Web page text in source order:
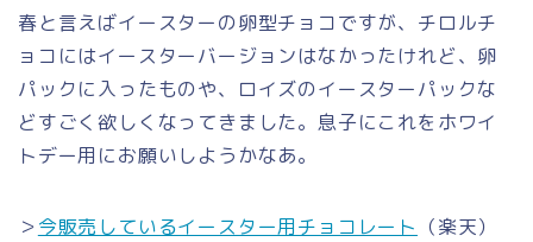
春と言えばイースターの卵型チョコですが、チロルチ
ョコにはイースターバージョンはなかったけれど、卵
パックに入ったものや、ロイズのイースターパックな
どすごく欲しくなってきました。息子にこれをホワイ
トデー用にお願いしようかなあ。
＞今販売しているイースター用チョコレート （楽天）